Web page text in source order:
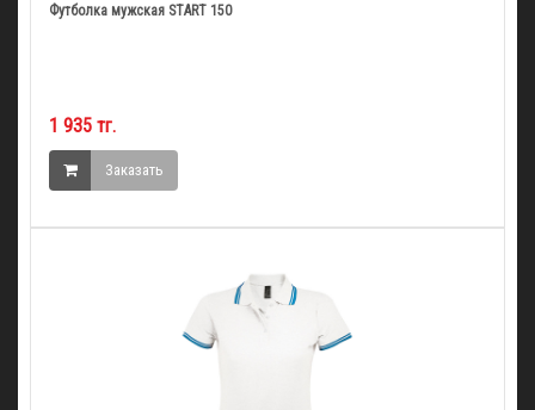
Футболка мужская START 150
1 935 тг.
Заказать